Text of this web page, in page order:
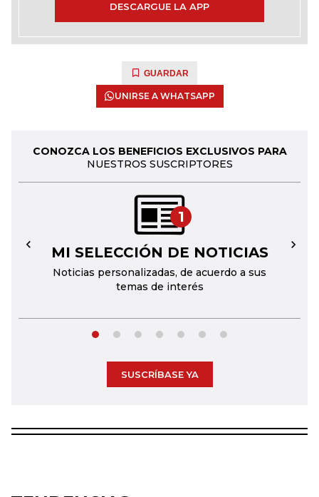
DESCARGUE LA APP
GUARDAR
UNIRSE A WHATSAPP
CONOZCA LOS BENEFICIOS EXCLUSIVOS PARA
NUESTROS SUSCRIPTORES
1
MI SELECCIÓN DE NOTICIAS
Noticias personalizadas, de acuerdo a sus
temas de interés
← →
SUSCRÍBASE YA